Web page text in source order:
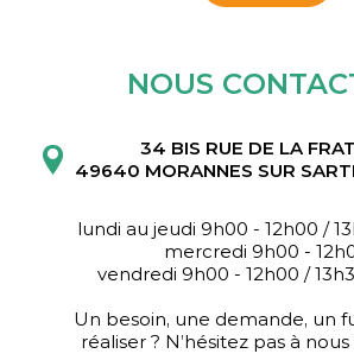
NOUS
34 BIS RUE DE LA
49640 MORANNES SUR
lundi au jeudi 9h00 - 12h00 /
mercredi 9h00 -
vendredi 9h00 - 12h00 /
Un besoin, une demande, un
réaliser ? N’hésitez pas à